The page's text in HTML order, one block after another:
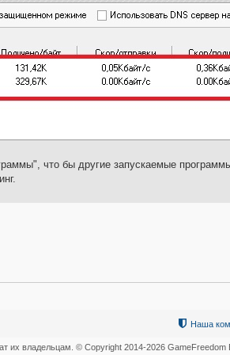
что бы другие запускаемые
Наша
их владельцам. © Copyright 2014-2026 GameFreedom